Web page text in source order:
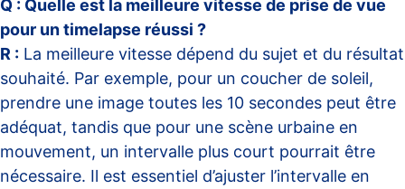
Q : Quelle est la meilleure vitesse de prise de vue
pour un timelapse réussi ?
R : La meilleure vitesse dépend du sujet et du résultat
souhaité. Par exemple, pour un coucher de soleil,
prendre une image toutes les 10 secondes peut être
adéquat, tandis que pour une scène urbaine en
mouvement, un intervalle plus court pourrait être
nécessaire. Il est essentiel d’ajuster l’intervalle en